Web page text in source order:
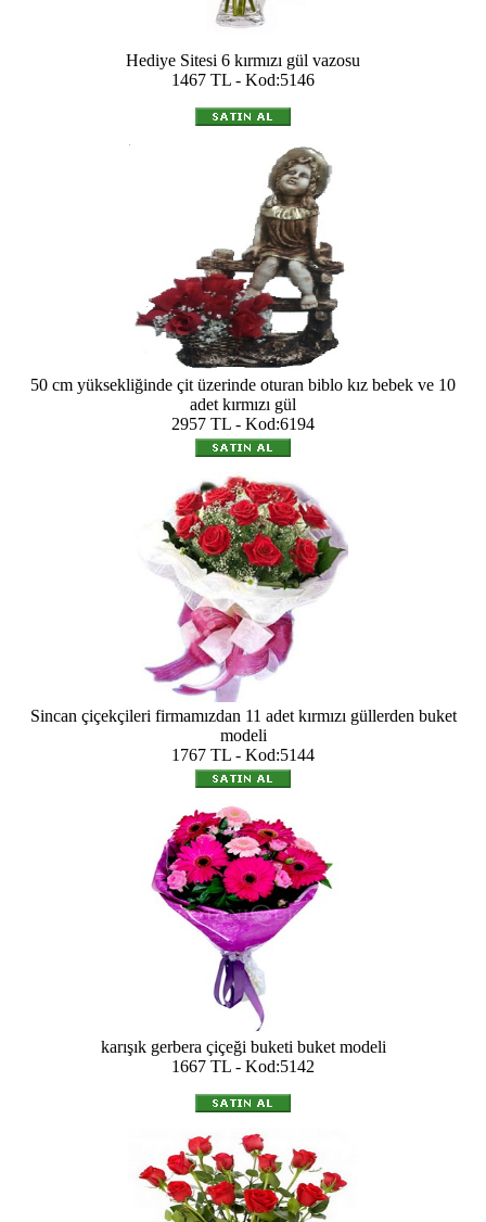
Hediye Sitesi 6 kırmızı gül vazosu
1467 TL - Kod:5146
50 cm yüksekliğinde çit üzerinde oturan biblo kız bebek ve 10
adet kırmızı gül
2957 TL - Kod:6194
Sincan çiçekçileri firmamızdan 11 adet kırmızı güllerden buket
modeli
1767 TL - Kod:5144
karışık gerbera çiçeği buketi buket modeli
1667 TL - Kod:5142